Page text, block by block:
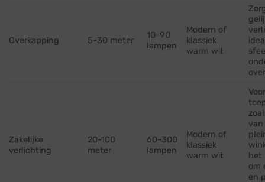
Overkapping 5-30 meter
10-90
lampen
Modern of
klassiek
warm wit
Zakelijke
verlichting
20-100
meter
60-300
lampen
Modern of
klassiek
warm wit
het
om
en